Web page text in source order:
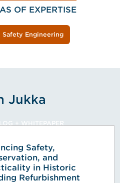
OF EXPERTISE
Safety Engineering
Jukka
+ WHITEPAPER
Safety,
and
in Historic
Refurbishment